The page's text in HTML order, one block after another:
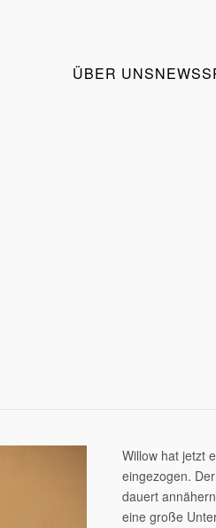
ÜBER UNSNEWS
Willow hat jetzt
eingezogen.
dauert
eine große